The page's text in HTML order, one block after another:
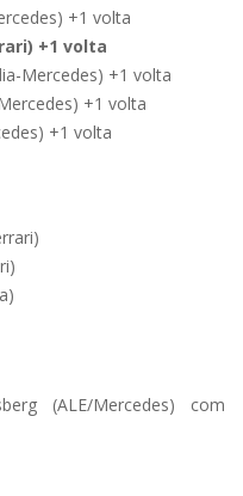
+1 volta
+1 volta
Mercedes) +1 volta
+1 volta
+1 volta
(ALE/Mercedes) com